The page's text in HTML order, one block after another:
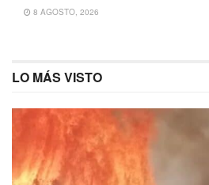
8 AGOSTO, 2026
LO MÁS VISTO